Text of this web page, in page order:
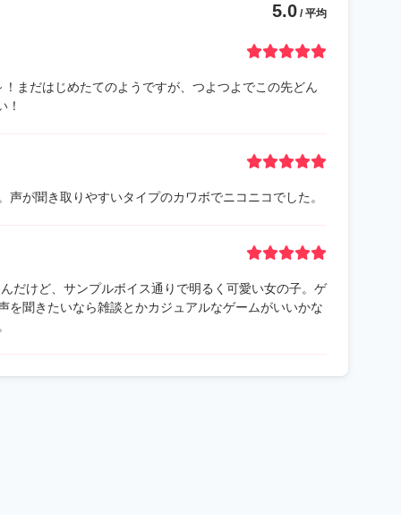
5.0 / 平均
まだはじめたてのようですが、つよつよでこの先どん
！
が聞き取りやすいタイプのカワボでニコニコでした。
だけど、サンプルボイス通りで明るく可愛い女の子。ゲ
を聞きたいなら雑談とかカジュアルなゲームがいいかな